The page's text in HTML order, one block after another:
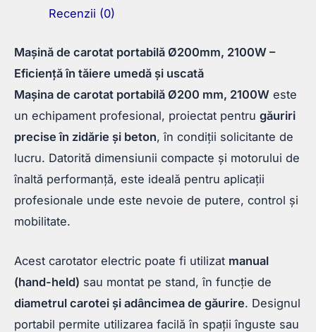
Recenzii (0)
Mașină de carotat portabilă Ø200mm, 2100W –
Eficiență în tăiere umedă și uscată
Mașina de carotat portabilă Ø200 mm, 2100W este
un echipament profesional, proiectat pentru găuriri
precise în zidărie și beton, în condiții solicitante de
lucru. Datorită dimensiunii compacte și motorului de
înaltă performanță, este ideală pentru aplicații
profesionale unde este nevoie de putere, control și
mobilitate.
Acest carotator electric poate fi utilizat manual
(hand-held) sau montat pe stand, în funcție de
diametrul carotei și adâncimea de găurire. Designul
portabil permite utilizarea facilă în spații înguste sau